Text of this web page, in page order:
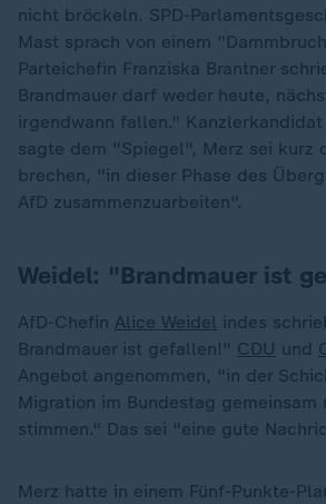
nicht bröckeln. SPD-
Mast sprach von einem
Parteichefin Franziska Brantner
Brandmauer darf weder heute,
irgendwann fallen."
sagte dem "Spiegel", Merz sei kurz
brechen, "in dieser Phase des
AfD zusammenzuarbeiten".
Weidel: "Brandmauer ist
AfD-Chefin Alice Weidel indes
Brandmauer ist gefallen!" CDU und
Angebot angenommen, "in der
Migration im Bundestag gemeinsam
stimmen." Das sei "eine gute
Merz hatte in einem Fünf-Punkte-